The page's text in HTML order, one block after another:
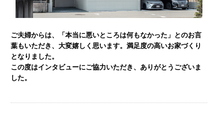
ご夫婦からは、「本当に悪いところは何もなかった」とのお言
葉もいただき、大変嬉しく思います。満足度の高いお家づくり
となりました。
この度はインタビューにご協力いただき、ありがとうございま
した。